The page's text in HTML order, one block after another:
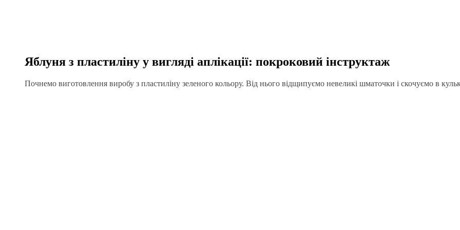
Яблуня з пластиліну у вигляді аплікації: покроковий інструктаж
Почнемо виготовлення виробу з пластиліну зеленого кольору. Від нього відщипуємо невеликі шматочки і скочуємо в